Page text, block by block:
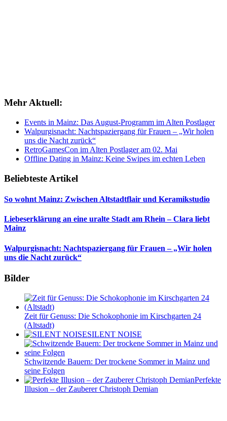
Mehr Aktuell:
Events in Mainz: Das August-Programm im Alten Postlager
Walpurgisnacht: Nachtspaziergang für Frauen – „Wir holen
uns die Nacht zurück“
RetroGamesCon im Alten Postlager am 02. Mai
Offline Dating in Mainz: Keine Swipes im echten Leben
Beliebteste Artikel
So wohnt Mainz: Zwischen Altstadtflair und Keramikstudio
Liebeserklärung an eine uralte Stadt am Rhein – Clara liebt
Mainz
Walpurgisnacht: Nachtspaziergang für Frauen – „Wir holen
uns die Nacht zurück“
Bilder
Zeit für Genuss: Die Schokophonie im Kirschgarten 24
(Altstadt)
SILENT NOISE
Schwitzende Bauern: Der trockene Sommer in Mainz und
seine Folgen
Perfekte
Illusion – der Zauberer Christoph Demian